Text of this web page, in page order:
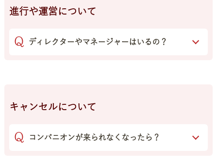
進行や運営について
ディレクターやマネージャーはいるの？
キャンセルについて
コンパニオンが来られなくなったら？